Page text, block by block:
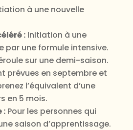
à une nouvelle
:Initiation à une
par une formule intensive.
sur une demi-saison.
prévues en septembre et
l’équivalent d’une
en 5 mois.
:Pour les personnes qui
saison d’apprentissage.